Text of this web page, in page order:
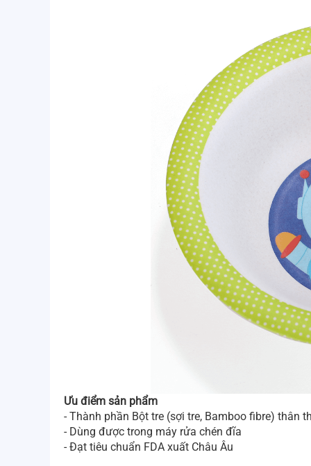
Ưu điểm sản phẩm
- Thành phần Bột tre (sợi tre, Bamboo fibre) thân
- Dùng được trong máy rửa chén đĩa
- Đạt tiêu chuẩn FDA xuất Châu Âu